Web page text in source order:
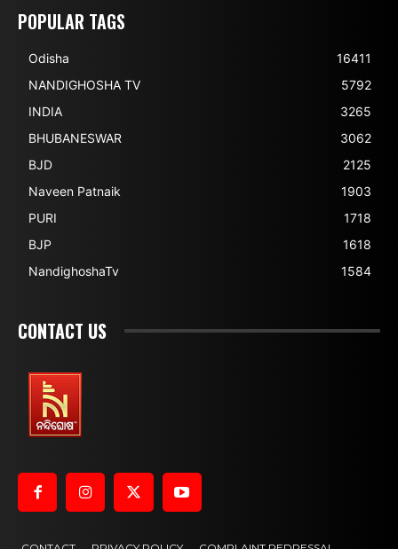
POPULAR TAGS
Odisha
16411
NANDIGHOSHA TV
5792
INDIA
3265
BHUBANESWAR
3062
BJD
2125
Naveen Patnaik
1903
PURI
1718
BJP
1618
NandighoshaTv
1584
CONTACT US